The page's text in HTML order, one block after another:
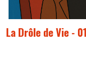
La Drôle de Vie -